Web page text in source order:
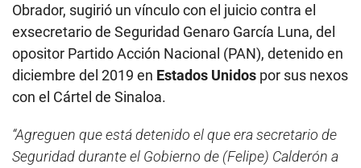
Obrador, sugirió un vínculo con el juicio contra el
exsecretario de Seguridad Genaro García Luna, del
opositor Partido Acción Nacional (PAN), detenido en
diciembre del 2019 en Estados Unidos por sus nexos
con el Cártel de Sinaloa.
“Agreguen que está detenido el que era secretario de
Seguridad durante el Gobierno de (Felipe) Calderón a